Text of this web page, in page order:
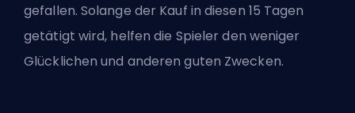
gefallen. Solange der Kauf in diesen 15 Tagen
getätigt wird, helfen die Spieler den weniger
Glücklichen und anderen guten Zwecken.